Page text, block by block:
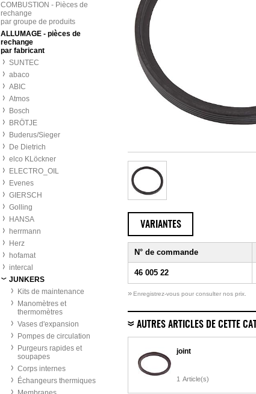
COMBUSTION - Pièces de
rechange
par groupe de produits
ALLUMAGE - pièces de
rechange
par fabricant
SUNTEC
abaco
ABIC
Atmos
Bosch
BRÖTJE
Buderus/Sieger
De Dietrich
elco KLöckner
ELECTRO_OIL
Evenes
GIERSCH
Golling
HANSA
herrmann
Herz
hofamat
intercal
JUNKERS
Kits de maintenance
Manomètres et
thermomètres
Vases d'expansion
Pompes de circulation
Purgeurs rapides et
soupapes
Corps internes
Échangeurs thermiques
VARIANTES
N° de commande
46 005 22
» Enregistrez-vous pour consulter nos prix.
AUTRES ARTICLES DE CETTE
joint
1 Article(s)